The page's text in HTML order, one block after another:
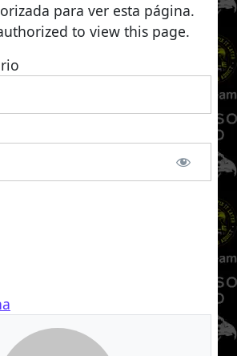
para ver esta página.
to view this page.